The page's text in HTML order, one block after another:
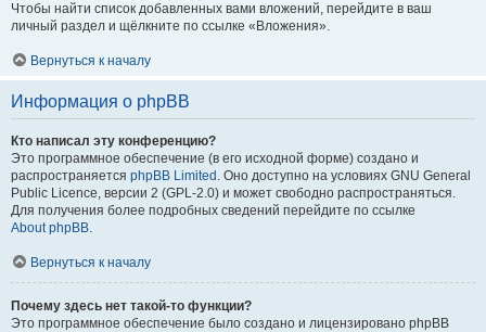
Чтобы найти список добавленных вами вложений, перейдите в ваш
личный раздел и щёлкните по ссылке «Вложения».
Вернуться к началу
Информация о phpBB
Кто написал эту конференцию?
Это программное обеспечение (в его исходной форме) создано и
распространяется phpBB Limited . Оно доступно на условиях GNU General
Public Licence, версии 2 (GPL-2.0) и может свободно распространяться.
Для получения более подробных сведений перейдите по ссылке
About phpBB.
Вернуться к началу
Почему здесь нет такой-то функции?
Это программное обеспечение было создано и лицензировано phpBB